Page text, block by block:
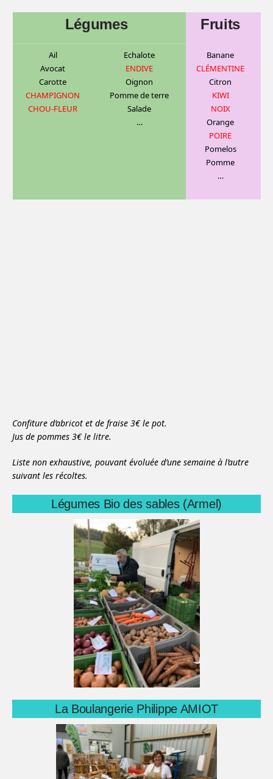
Légumes Fruits
Ail
Avocat
Carotte
CHAMPIGNON
CHOU-FLEUR
Echalote
ENDIVE
Oignon
Pomme de terre
Salade
…
Banane
CLÉMENTINE
Citron
KIWI
NOIX
Orange
POIRE
Pomelos
Pomme
…
Confiture d’abricot et de fraise 3€ le pot.
Jus de pommes 3€ le litre.
Liste non exhaustive, pouvant évoluée d’une semaine à l’autre
suivant les récoltes.
Légumes Bio des sables (Armel)
La Boulangerie Philippe AMIOT